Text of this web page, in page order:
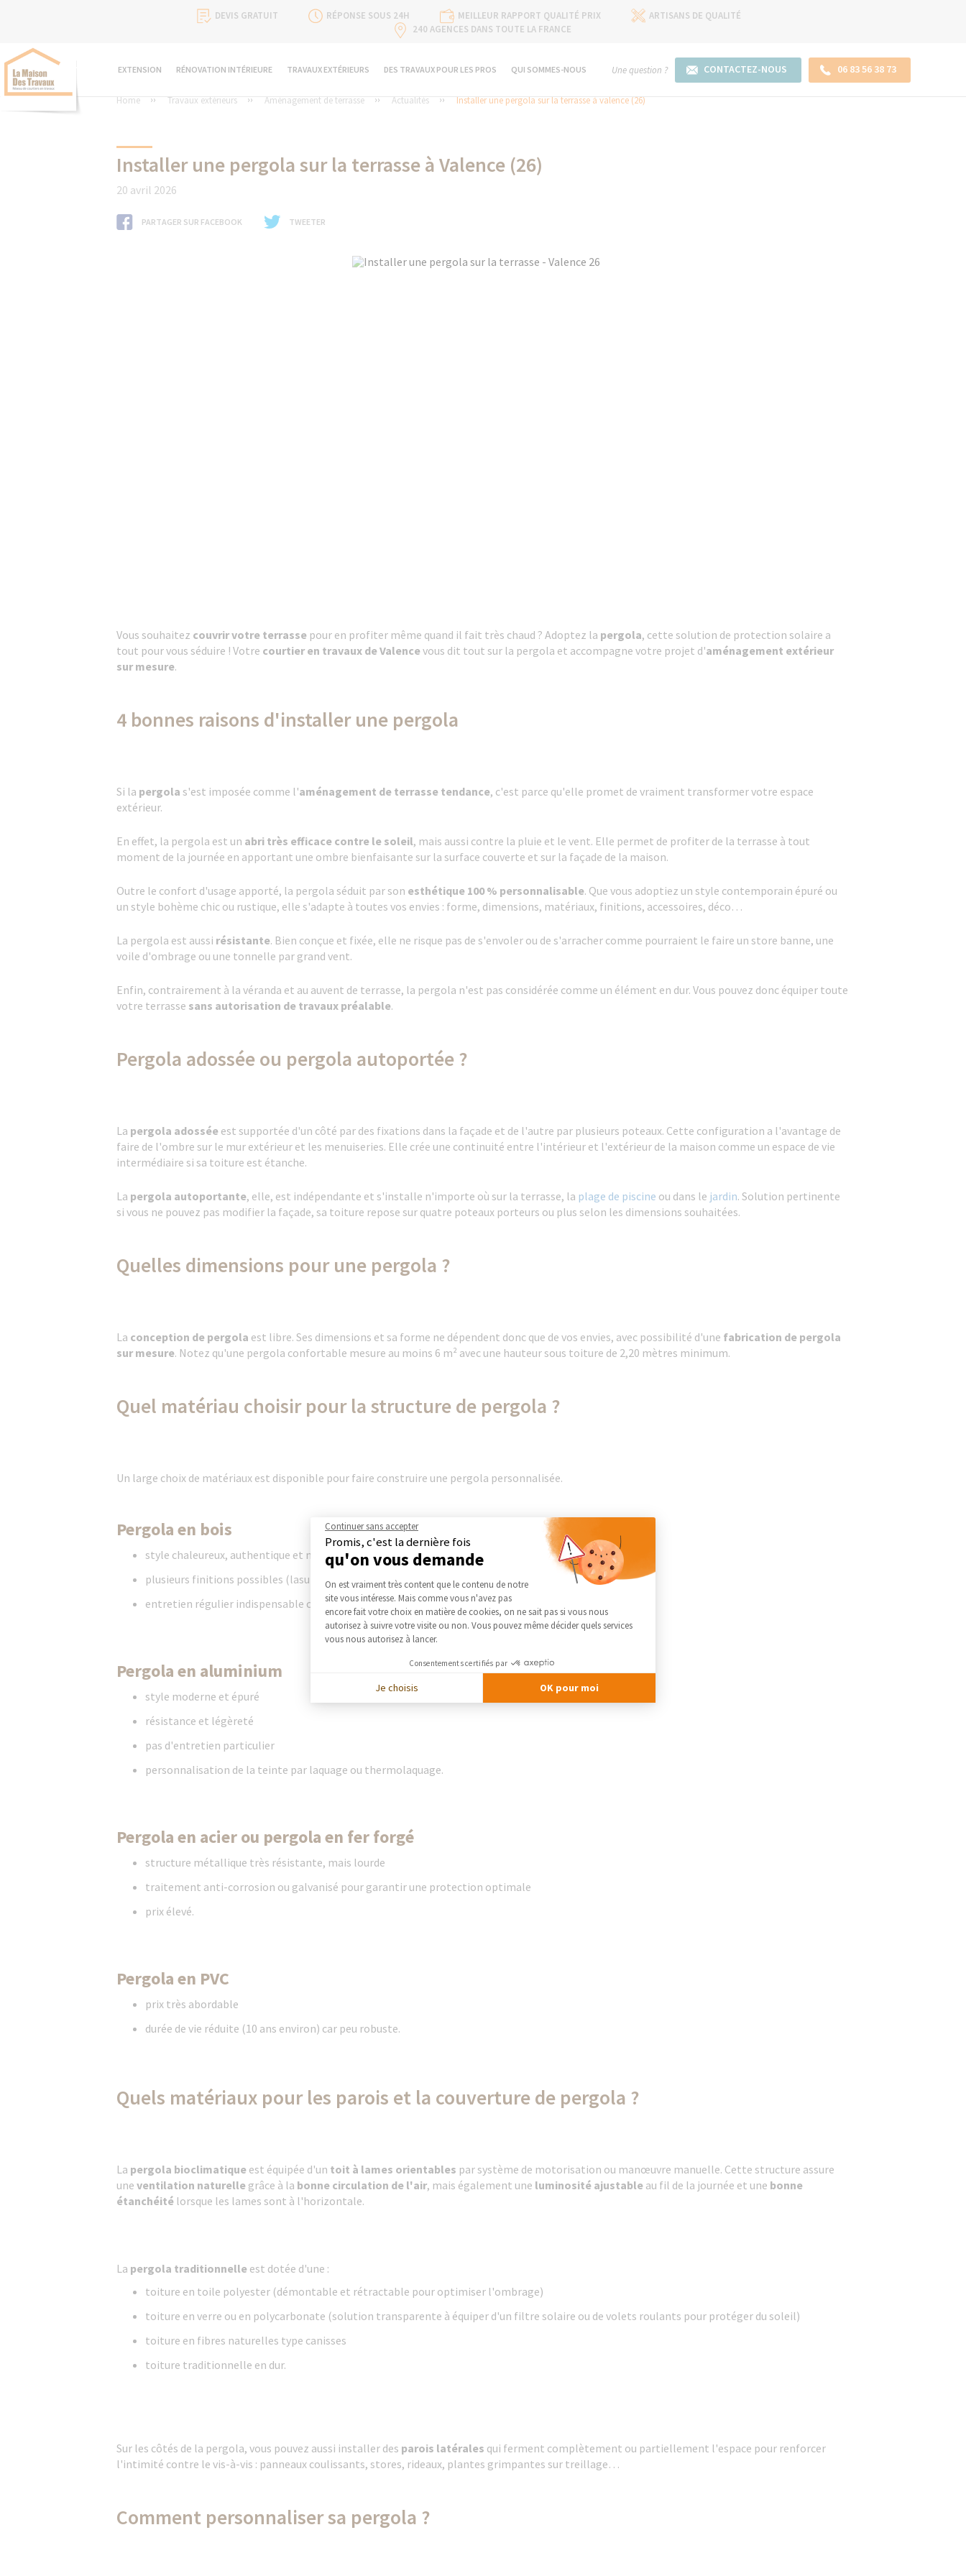
DEVIS GRATUIT RÉPONSE SOUS 24H MEILLEUR RAPPORT QUALITÉ PRIX
ARTISANS DE QUALITÉ
240 AGENCES DANS TOUTE LA FRANCE
EXTENSION RÉNOVATION INTÉRIEURE TRAVAUX EXTÉRIEURS DES TRAVAUX POUR LES PROS QUI SOMMES-NOUS Une question ? CONTACTEZ-NOUS 06 83 56 38 73
Home Travaux extérieurs Aménagement de terrasse Actualités Installer une pergola sur la terrasse à valence (26)
Installer une pergola sur la terrasse à Valence (26)
20 avril 2026
PARTAGER SUR FACEBOOK TWEETER
Vous souhaitez couvrir votre terrasse pour en profiter même quand il fait très chaud ? Adoptez la pergola, cette solution de protection solaire a
tout pour vous séduire ! Votre courtier en travaux de Valencevous dit tout sur la pergola et accompagne votre projet d'aménagement extérieur
sur mesure.
4 bonnes raisons d'installer une pergola
Si la pergola s'est imposée comme l'aménagement de terrasse tendance, c'est parce qu'elle promet de vraiment transformer votre espace
extérieur.
En effet, la pergola est un abri très efficace contre le soleil, mais aussi contre la pluie et le vent. Elle permet de profiter de la terrasse à tout
moment de la journée en apportant une ombre bienfaisante sur la surface couverte et sur la façade de la maison.
Outre le confort d'usage apporté, la pergola séduit par son esthétique 100 % personnalisable. Que vous adoptiez un style contemporain épuré ou
un style bohème chic ou rustique, elle s'adapte à toutes vos envies : forme, dimensions, matériaux, finitions, accessoires, déco…
La pergola est aussi résistante. Bien conçue et fixée, elle ne risque pas de s'envoler ou de s'arracher comme pourraient le faire un store banne, une
voile d'ombrage ou une tonnelle par grand vent.
Enfin, contrairement à la véranda et au auvent de terrasse, la pergola n'est pas considérée comme un élément en dur. Vous pouvez donc équiper toute
votre terrasse sans autorisation de travaux préalable.
Pergola adossée ou pergola autoportée ?
La pergola adossée est supportée d'un côté par des fixations dans la façade et de l'autre par plusieurs poteaux. Cette configuration a l'avantage de
faire de l'ombre sur le mur extérieur et les menuiseries. Elle crée une continuité entre l'intérieur et l'extérieur de la maison comme un espace de vie
intermédiaire si sa toiture est étanche.
La pergola autoportante, elle, est indépendante et s'installe n'importe où sur la terrasse, la plage de piscine ou dans le jardin. Solution pertinente
si vous ne pouvez pas modifier la façade, sa toiture repose sur quatre poteaux porteurs ou plus selon les dimensions souhaitées.
Quelles dimensions pour une pergola ?
La conception de pergola est libre. Ses dimensions et sa forme ne dépendent donc que de vos envies, avec possibilité d'une fabrication de pergola
sur mesure. Notez qu'une pergola confortable mesure au moins 6 m² avec une hauteur sous toiture de 2,20 mètres minimum.
Quel matériau choisir pour la structure de pergola ?
Un large choix de matériaux est disponible pour faire construire une pergola personnalisée.
Pergola en bois
style chaleureux, authentique et naturel
plusieurs finitions possibles (lasure, vernis, peinture…)
entretien régulier indispensable contre l'humidité, les parasites du bois et les rayons UV.
Pergola en aluminium
style moderne et épuré
résistance et légèreté
pas d'entretien particulier
personnalisation de la teinte par laquage ou thermolaquage.
Pergola en acier ou pergola en fer forgé
structure métallique très résistante, mais lourde
traitement anti-corrosion ou galvanisé pour garantir une protection optimale
prix élevé.
Pergola en PVC
prix très abordable
durée de vie réduite (10 ans environ) car peu robuste.
Quels matériaux pour les parois et la couverture de pergola ?
La pergola bioclimatique est équipée d'un toit à lames orientables par système de motorisation ou manœuvre manuelle. Cette structure assure
une ventilation naturelle grâce à la bonne circulation de l'air, mais également une luminosité ajustable au fil de la journée et une bonne
étanchéité lorsque les lames sont à l'horizontale.
La pergola traditionnelle est dotée d'une :
toiture en toile polyester (démontable et rétractable pour optimiser l'ombrage)
toiture en verre ou en polycarbonate (solution transparente à équiper d'un filtre solaire ou de volets roulants pour protéger du soleil)
toiture en fibres naturelles type canisses
toiture traditionnelle en dur.
Sur les côtés de la pergola, vous pouvez aussi installer des parois latérales qui ferment complètement ou partiellement l'espace pour renforcer
l'intimité contre le vis-à-vis : panneaux coulissants, stores, rideaux, plantes grimpantes sur treillage…
Comment personnaliser sa pergola ?
Continuer sans accepter
Promis, c'est la dernière fois
qu'on vous demande
Plateforme de Gestion du Consentement : Personnalisez vos Options
On est vraiment très content que le contenu de notre
site vous intéresse. Mais comme vous n'avez pas
encore fait votre choix en matière de cookies, on ne sait pas si vous nous
autorisez à suivre votre visite ou non. Vous pouvez même décider quels services
vous nous autorisez à lancer.
Consentements certifiés par
Je choisis OK pour moi
Axeptio consent